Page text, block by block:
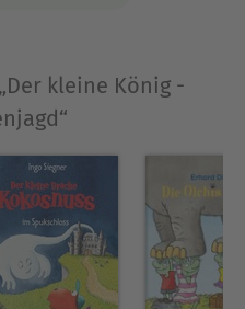
kleine König -